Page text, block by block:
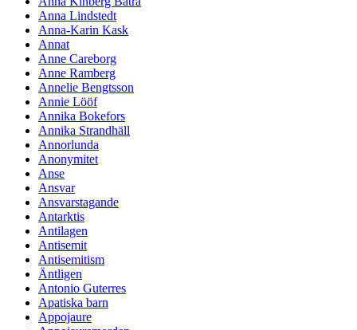
Anna Lindstedt
Anna-Karin Kask
Annat
Anne Careborg
Anne Ramberg
Annelie Bengtsson
Annie Lööf
Annika Bokefors
Annika Strandhäll
Annorlunda
Anonymitet
Anse
Ansvar
Ansvarstagande
Antarktis
Antilagen
Antisemit
Antisemitism
Äntligen
Antonio Guterres
Apatiska barn
Appojaure